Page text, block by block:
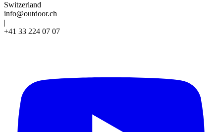
Switzerland
info@outdoor.ch
|
+41 33 224 07 07